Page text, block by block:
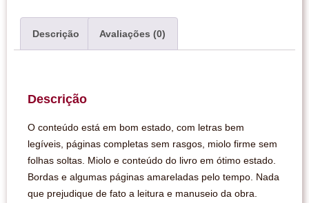
Descrição Avaliações (0)
Descrição
O conteúdo está em bom estado, com letras bem
legíveis, páginas completas sem rasgos, miolo firme sem
folhas soltas. Miolo e conteúdo do livro em ótimo estado.
Bordas e algumas páginas amareladas pelo tempo. Nada
que prejudique de fato a leitura e manuseio da obra.